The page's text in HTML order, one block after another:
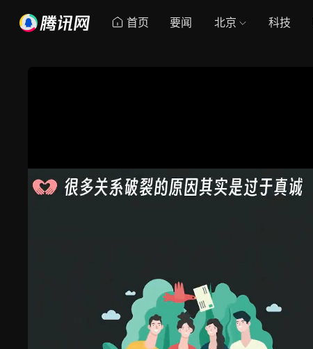
首页 要闻 北京 科技